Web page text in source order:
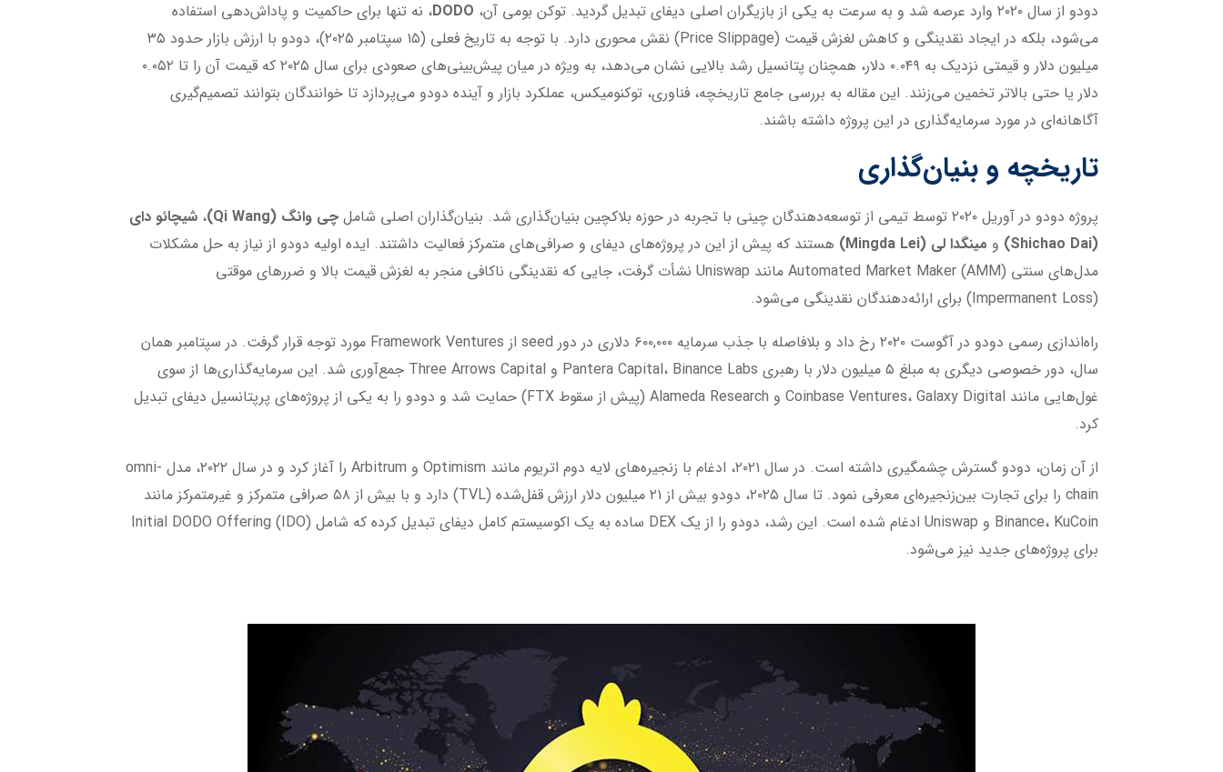
دودو از سال ۲۰۲۰ وارد عرصه شد و به سرعت به یکی از بازیگران اصلی دیفای تبدیل گردید. توکن بومی آن،
DODO، نه تنها برای حاکمیت و پاداش‌دهی استفاده
می‌شود، بلکه در ایجاد نقدینگی و کاهش لغزش قیمت (Price Slippage) نقش محوری دارد. با توجه به تاریخ فعلی (۱۵ سپتامبر ۲۰۲۵)، دودو با ارزش بازار حدود ۳۵
میلیون دلار و قیمتی نزدیک به ۰.۰۴۹ دلار، همچنان پتانسیل رشد بالایی نشان می‌دهد، به ویژه در میان پیش‌بینی‌های صعودی برای سال ۲۰۲۵ که قیمت آن را تا ۰.۰۵۲
دلار یا حتی بالاتر تخمین می‌زنند. این مقاله به بررسی جامع تاریخچه، فناوری، توکنومیکس، عملکرد بازار و آینده دودو می‌پردازد تا خوانندگان بتوانند تصمیم‌گیری
آگاهانه‌ای در مورد سرمایه‌گذاری در این پروژه داشته باشند.
تاریخچه و بنیان‌گذاری
پروژه دودو در آوریل ۲۰۲۰ توسط تیمی از توسعه‌دهندگان چینی با تجربه در حوزه بلاکچین بنیان‌گذاری شد. بنیان‌گذاران اصلی شامل چی وانگ (Qi Wang
)، شیچائو دای
(
Shichao Dai
) و مینگدا لی (Mingda Lei
) هستند که پیش از این در پروژه‌های دیفای و صرافی‌های متمرکز فعالیت داشتند. ایده اولیه دودو از نیاز به حل مشکلات
مدل‌های سنتی Automated Market Maker (AMM) مانند Uniswap نشأت گرفت، جایی که نقدینگی ناکافی منجر به لغزش قیمت بالا و ضررهای موقتی
(Impermanent Loss) برای ارائه‌دهندگان نقدینگی می‌شود.
راه‌اندازی رسمی دودو در آگوست ۲۰۲۰ رخ داد و بلافاصله با جذب سرمایه ۶۰۰,۰۰۰ دلاری در دور seed از Framework Ventures مورد توجه قرار گرفت. در سپتامبر همان
سال، دور خصوصی دیگری به مبلغ ۵ میلیون دلار با رهبری Pantera Capital، Binance Labs و Three Arrows Capital جمع‌آوری شد. این سرمایه‌گذاری‌ها از سوی
غول‌هایی مانند Coinbase Ventures، Galaxy Digital و Alameda Research (پیش از سقوط FTX) حمایت شد و دودو را به یکی از پروژه‌های پرپتانسیل دیفای تبدیل
کرد.
از آن زمان، دودو گسترش چشمگیری داشته است. در سال ۲۰۲۱، ادغام با زنجیره‌های لایه دوم اتریوم مانند Optimism و Arbitrum را آغاز کرد و در سال ۲۰۲۲، مدل omni-
chain را برای تجارت بین‌زنجیره‌ای معرفی نمود. تا سال ۲۰۲۵، دودو بیش از ۲۱ میلیون دلار ارزش قفل‌شده (TVL) دارد و با بیش از ۵۸ صرافی متمرکز و غیرمتمرکز مانند
Binance، KuCoin و Uniswap ادغام شده است. این رشد، دودو را از یک DEX ساده به یک اکوسیستم کامل دیفای تبدیل کرده که شامل Initial DODO Offering (IDO)
برای پروژه‌های جدید نیز می‌شود.